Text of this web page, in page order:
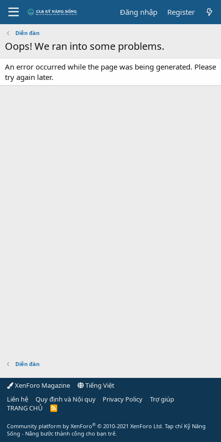
Đăng nhập Register
Diễn đàn
Oops! We ran into some problems.
An error occurred while the page was being generated. Please
try again later.
Diễn đàn
XenForo Magazine
Tiếng Việt
Liên hệ
Quy định và Nội quy Privacy Policy
Trợ giúp
TRANG CHỦ
R
Community platform by XenForo® © 2010-2021 XenForo Ltd. Tạp chí Kỹ Năng
Sống - Nâng bước thành công cho bạn trẻ.